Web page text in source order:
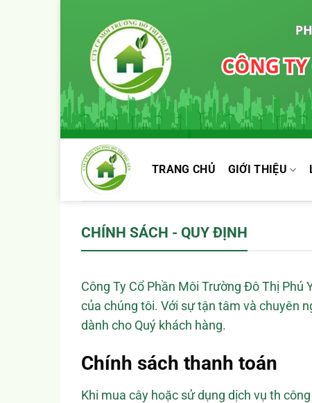
TRANG CHỦ GIỚI THIỆU
CHÍNH SÁCH - QUY ĐỊNH
Công Ty Cổ Phần Môi Trường Đô Thị
của chúng tôi. Với sự tận tâm và chuyên
dành cho Quý khách hàng.
Chính sách thanh toán
Khi mua cây hoặc sử dụng dịch vụ th